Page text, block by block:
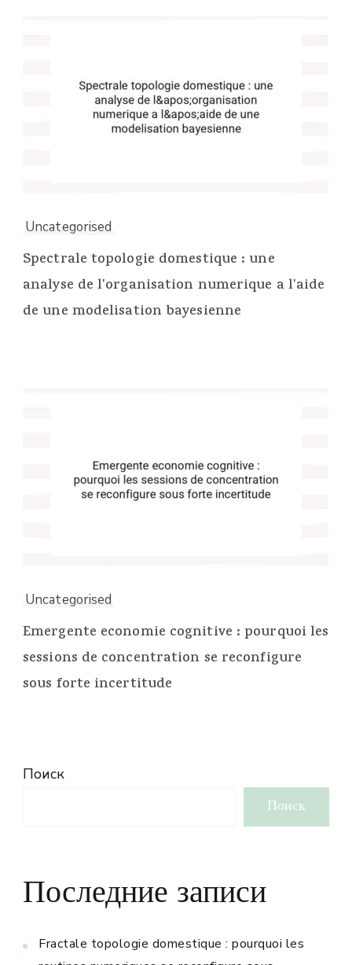
Uncategorised
Spectrale topologie domestique : une
analyse de l'organisation numerique a l'aide
de une modelisation bayesienne
Uncategorised
Emergente economie cognitive : pourquoi les
sessions de concentration se reconfigure
sous forte incertitude
Поиск
Поиск
Последние записи
Fractale topologie domestique : pourquoi les